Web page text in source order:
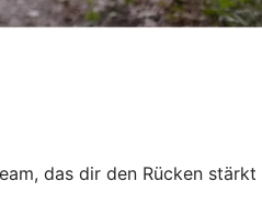
das dir den Rücken stärkt